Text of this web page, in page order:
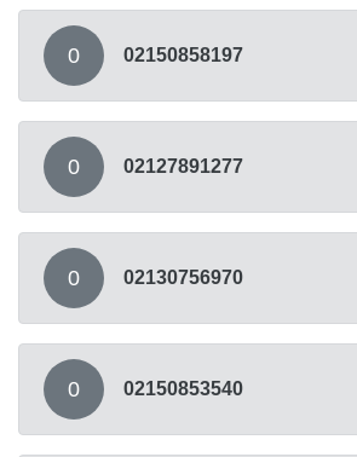
0 02150858197
0 02127891277
0 02130756970
0 02150853540